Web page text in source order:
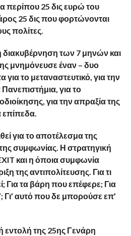
περίπου 25 δις ευρώ του
25 δις που φορτώνονται
πολίτες.
διακυβέρνηση των 7 μηνών και
μνημόνευσε έναν – δυο
για το μεταναστευτικό, για την
για το
για την απραξία της
για το αποτέλεσμα της
συμφωνίας. Η στρατηγική
και η όποια συμφωνία
της αντιπολίτευσης. Για τι
Για τα βάρη που επέφερε; Για
Γι’ αυτό που δε μπορούσε επ’
εντολή της 25ης Γενάρη